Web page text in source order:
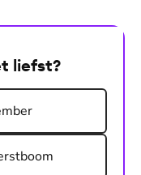
liefst?